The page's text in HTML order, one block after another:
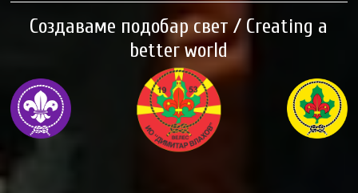
Создаваме подобар свет / Creating a
better world